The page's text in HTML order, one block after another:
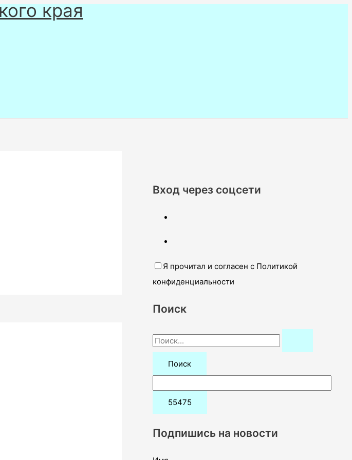
края
Вход через соцсети
Я прочитал и согласен с Политикой
конфиденциальности
Поиск
П
о
:
Подпишись на новости